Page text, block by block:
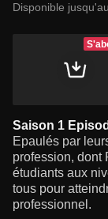
Disponible
Saison 1
Epaulés par
profession, dont
étudiants aux
tous pour
professionnel.